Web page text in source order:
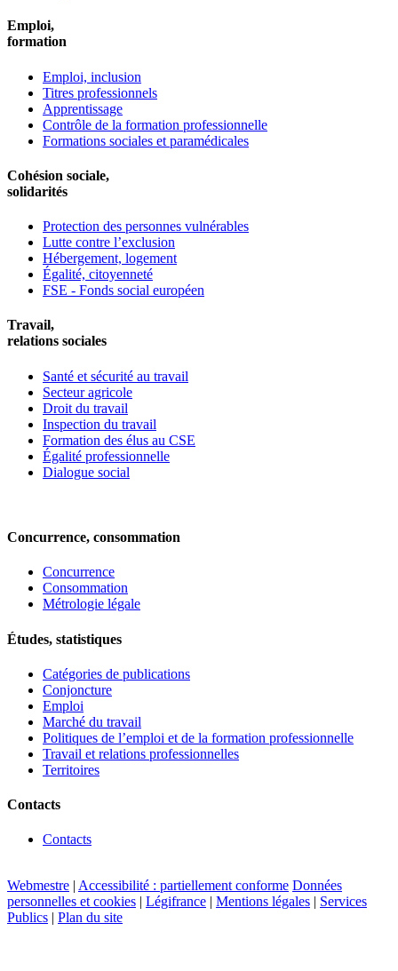
Emploi,
formation
Emploi, inclusion
Titres professionnels
Apprentissage
Contrôle de la formation professionnelle
Formations sociales et paramédicales
Cohésion sociale,
solidarités
Protection des personnes vulnérables
Lutte contre l’exclusion
Hébergement, logement
Égalité, citoyenneté
FSE - Fonds social européen
Travail,
relations sociales
Santé et sécurité au travail
Secteur agricole
Droit du travail
Inspection du travail
Formation des élus au CSE
Égalité professionnelle
Dialogue social
Concurrence, consommation
Concurrence
Consommation
Métrologie légale
Études, statistiques
Catégories de publications
Conjoncture
Emploi
Marché du travail
Politiques de l’emploi et de la formation professionnelle
Travail et relations professionnelles
Territoires
Contacts
Contacts
Webmestre | Accessibilité : partiellement conforme Données
personnelles et cookies | Légifrance | Mentions légales | Services
Publics | Plan du site